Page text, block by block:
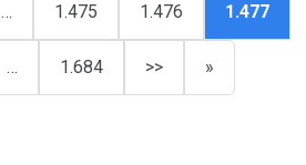
… 1.475 1.476 1.477
… 1.684 >> »